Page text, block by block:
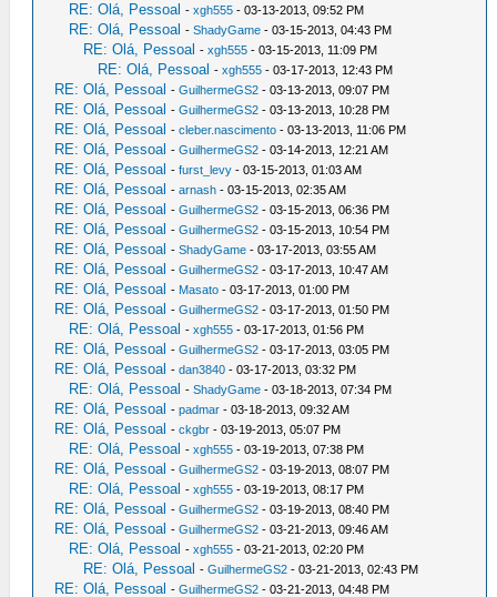
RE: Olá, Pessoal -xgh555 - 03-13-2013, 09:52 PM
RE: Olá, Pessoal -ShadyGame - 03-15-2013, 04:43 PM
RE: Olá, Pessoal -xgh555 - 03-15-2013, 11:09 PM
RE: Olá, Pessoal -xgh555 - 03-17-2013, 12:43 PM
RE: Olá, Pessoal -GuilhermeGS2 - 03-13-2013, 09:07 PM
RE: Olá, Pessoal -GuilhermeGS2 - 03-13-2013, 10:28 PM
RE: Olá, Pessoal -cleber.nascimento - 03-13-2013, 11:06 PM
RE: Olá, Pessoal -GuilhermeGS2 - 03-14-2013, 12:21 AM
RE: Olá, Pessoal -furst_levy - 03-15-2013, 01:03 AM
RE: Olá, Pessoal -arnash - 03-15-2013, 02:35 AM
RE: Olá, Pessoal -GuilhermeGS2 - 03-15-2013, 06:36 PM
RE: Olá, Pessoal -GuilhermeGS2 - 03-15-2013, 10:54 PM
RE: Olá, Pessoal -ShadyGame - 03-17-2013, 03:55 AM
RE: Olá, Pessoal -GuilhermeGS2 - 03-17-2013, 10:47 AM
RE: Olá, Pessoal - Masato - 03-17-2013, 01:00 PM
RE: Olá, Pessoal -GuilhermeGS2 - 03-17-2013, 01:50 PM
RE: Olá, Pessoal -xgh555 - 03-17-2013, 01:56 PM
RE: Olá, Pessoal -GuilhermeGS2 - 03-17-2013, 03:05 PM
RE: Olá, Pessoal -dan3840 - 03-17-2013, 03:32 PM
RE: Olá, Pessoal -ShadyGame - 03-18-2013, 07:34 PM
RE: Olá, Pessoal -padmar - 03-18-2013, 09:32 AM
RE: Olá, Pessoal -ckgbr - 03-19-2013, 05:07 PM
RE: Olá, Pessoal -xgh555 - 03-19-2013, 07:38 PM
RE: Olá, Pessoal -GuilhermeGS2 - 03-19-2013, 08:07 PM
RE: Olá, Pessoal -xgh555 - 03-19-2013, 08:17 PM
RE: Olá, Pessoal -GuilhermeGS2 - 03-19-2013, 08:40 PM
RE: Olá, Pessoal -GuilhermeGS2 - 03-21-2013, 09:46 AM
RE: Olá, Pessoal -xgh555 - 03-21-2013, 02:20 PM
RE: Olá, Pessoal -GuilhermeGS2 - 03-21-2013, 02:43 PM
RE: Olá, Pessoal -GuilhermeGS2 - 03-21-2013, 04:48 PM